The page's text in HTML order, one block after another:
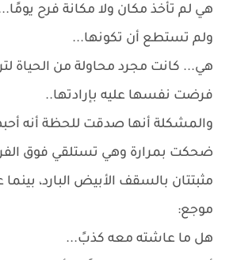
هي لم تأخذ مكان ولا مكانة فرح
ولم تستطع أن تكونها...
هي... كانت مجرد محاولة من الحياة
فرضت نفسها عليه بإرادتها..
والمشكلة أنها صدقت للحظة أنه
ضحكت بمرارة وهي تستلقي فوق
مثبتتان بالسقف الأبيض البارد،
موجع:
هل ما عاشته معه كذبً...